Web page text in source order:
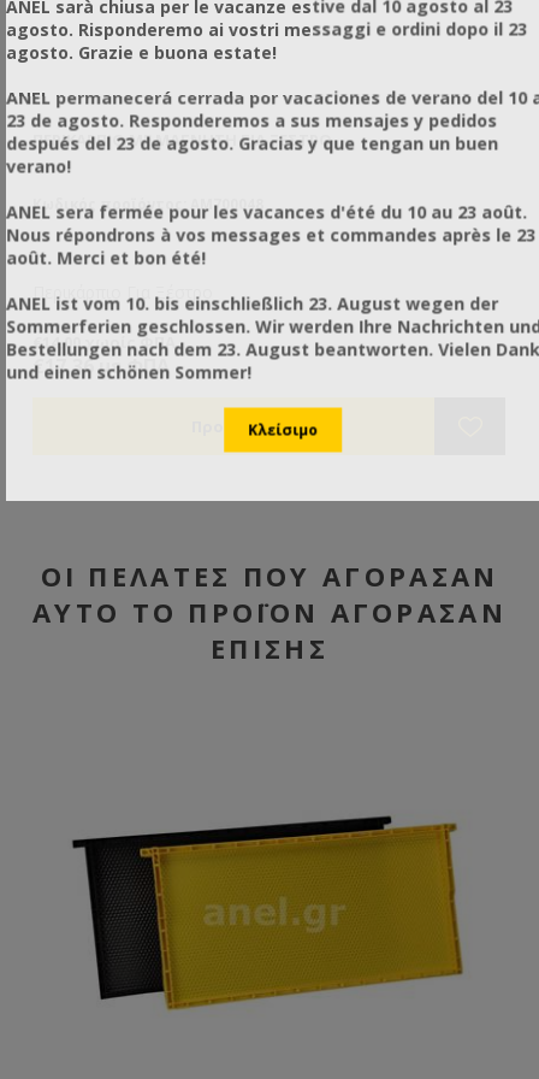
ΠΕΡΙΚΆΡΠΙΟ ΜΕ ΜΑΓΝΉΤΗ ΓΙΑ ΞΈΣΤΡΟ
Κωδικός προϊόντος: AM700048
Περικάρπιο Για Ξέστρο
€14,00 χωρίς ΦΠΑ
€17,36 με ΦΠΑ
ΟΙ ΠΕΛΆΤΕΣ ΠΟΥ ΑΓΌΡΑΣΑΝ
ΑΥΤΌ ΤΟ ΠΡΟΪΌΝ ΑΓΌΡΑΣΑΝ
ΕΠΊΣΗΣ
ANEL sarà chiusa per le vacanze estive dal 10 agosto al 23
agosto. Risponderemo ai vostri messaggi e ordini dopo il 23
agosto. Grazie e buona estate!
ANEL permanecerá cerrada por vacaciones de verano del 10
23 de agosto. Responderemos a sus mensajes y pedidos
después del 23 de agosto. Gracias y que tengan un buen
verano!
ANEL sera fermée pour les vacances d'été du 10 au 23 août.
Nous répondrons à vos messages et commandes après le 23
août. Merci et bon été!
ANEL ist vom 10. bis einschließlich 23. August wegen der
Sommerferien geschlossen. Wir werden Ihre Nachrichten
Bestellungen nach dem 23. August beantworten. Vielen Dank
und einen schönen Sommer!